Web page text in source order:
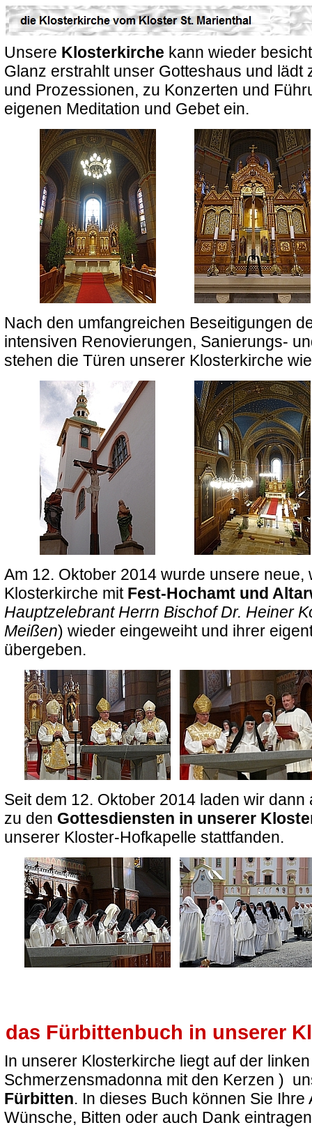
Unsere Klosterkirche kann wieder
Glanz erstrahlt unser Gotteshaus und lädt
und Prozessionen, zu Konzerten und
eigenen Meditation und Gebet ein.
Nach den umfangreichen Beseitigungen
intensiven Renovierungen, Sanierungs-
stehen die Türen unserer Klosterkirche
Am 12. Oktober 2014 wurde unsere neue,
Klosterkirche mit Fest-Hochamt und
Hauptzelebrant Herrn Bischof Dr. Heiner
Meißen) wieder eingeweiht und ihrer
übergeben.
Seit dem 12. Oktober 2014 laden wir
zu den Gottesdiensten in unserer
unserer Kloster-Hofkapelle stattfanden.
das Fürbittenbuch in unserer
In unserer Klosterkirche liegt auf der
Schmerzensmadonna mit den Kerzen )
Fürbitten. In dieses Buch können Sie Ihre
Wünsche, Bitten oder auch Dank